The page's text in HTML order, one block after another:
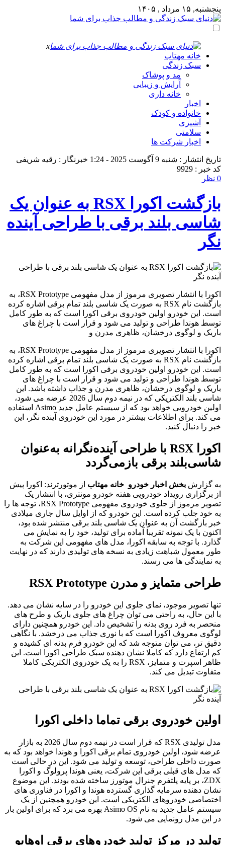
پنجشنبه, ۱۵ مرداد , ۱۴۰۵
x
خانه مهتاب
سبک زندگی
مد و پوشاک
آرایش و زیبایی
خانه داری
اخبار
خانواده و کودک
آشپزی
سلامتی
اخبار شرکت ها
تاریخ انتشار : شنبه 9 آگوست 2025 - 1:24
خبرنگار : رقیه شریفی
کد خبر : 9929
0 نظر
بازگشت اکورا RSX به عنوان یک
شاسی بلند برقی با طراحی آینده
نگر
اکورا با انتشار تصویری مرموز از مدل مفهومی RSX Prototype، به
بازگشت نام RSX به صورت یک شاسی بلند تمام برقی اشاره کرده
است. این خودرو اولین خودروی برقی اکورا است که به طور کامل
توسط هوندا طراحی و تولید می شود و قرار است با چراغ های
باریک و لوگوی درخشان، ظاهری مدرن و
اکورا با انتشار تصویری مرموز از مدل مفهومی RSX Prototype، به
بازگشت نام RSX به صورت یک شاسی بلند تمام برقی اشاره کرده
است. این خودرو اولین خودروی برقی اکورا است که به طور کامل
توسط هوندا طراحی و تولید می شود و قرار است با چراغ های
باریک و لوگوی درخشان، ظاهری مدرن و جذاب داشته باشد. این
شاسی بلند الکتریکی که در نیمه دوم سال 2026 عرضه می شود،
اولین خودرویی خواهد بود که از سیستم عامل جدید Asimo استفاده
می کند. برای اطلاعات بیشتر در مورد این خودروی آینده نگر، این
خبر را دنبال کنید.
اکورا RSX با طراحی آینده‌نگرانه به‌عنوان
شاسی‌بلند برقی بازمی‌گردد
به گزارش بخش اخبار خودرو خانه مهتاب از موتورترند: اکورا پیش
از برگزاری رویداد خودرویی هفته خودرو مونتری، با انتشار یک
تصویر مرموز از جلوی خودروی مفهومی RSX Prototype، توجه ها را
به خود جلب کرده است. این خودرو که از اوایل سال جاری میلادی
خبر بازگشت آن به عنوان یک شاسی بلند برقی منتشر شده بود،
اکنون با یک نمونه تقریبا آماده برای تولید، خود را به نمایش می
گذارد. با توجه به سابقه اکورا، مدل های مفهومی این شرکت به
طور معمول شباهت زیادی به نسخه های تولیدی دارند که در نهایت
به نمایندگی ها می رسند.
طراحی متمایز و مدرن RSX Prototype
تنها تصویر موجود، نمای جلوی این خودرو را در سایه نشان می دهد.
با این حال، به راحتی می توان چراغ های جلوی باریک و طرح های
منحصر به فرد روی بدنه را تشخیص داد. این خودرو همچنین دارای
لوگوی معروف اکورا است که با نوری جذاب می درخشد. با نگاهی
دقیق تر، می توان متوجه شد که این خودرو فرم بدنه ای کشیده و
کم ارتفاع دارد که کاملا نشان دهنده سبک طراحی اکورا است. این
ظاهر اسپرت و متمایز، RSX را به یک خودروی الکتریکی کاملا
متفاوت تبدیل می کند.
اولین خودروی برقی تماما داخلی اکورا
مدل تولیدی RSX که قرار است در نیمه دوم سال 2026 به بازار
عرضه شود، اولین خودروی تمام برقی اکورا و هوندا خواهد بود که به
صورت داخلی طراحی، توسعه و تولید می شود. این در حالی است
که مدل های قبلی برقی این شرکت، یعنی هوندا پرولوگ و اکورا
ZDX، بر پایه پلتفرم جنرال موتورز ساخته شده بودند. این موضوع
نشان دهنده سرمایه گذاری گسترده هوندا و اکورا در فناوری های
اختصاصی خودروهای الکتریکی است. این خودرو همچنین از یک
سیستم عامل جدید به نام Asimo OS بهره می برد که برای اولین بار
در این مدل رونمایی می شود.
تولید در مرکز تولید خودروهای برقی اوهایو